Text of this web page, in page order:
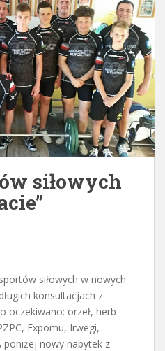
siłowych
siłowych w nowych
konsultacjach z
oczekiwano: orzeł, herb
Expomu, Irwegi,
poniżej nowy nabytek z